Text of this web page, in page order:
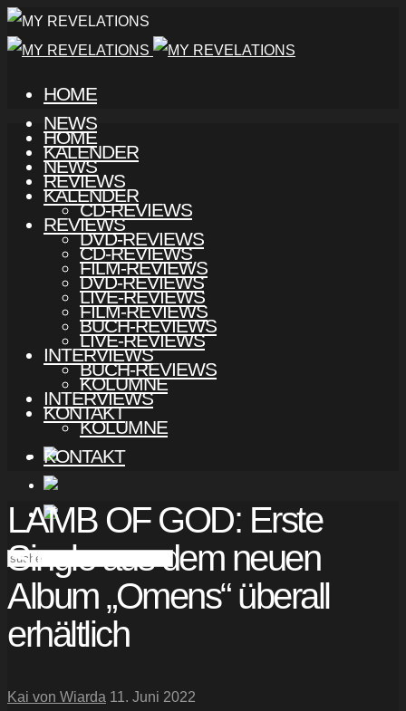
HOME
NEWS
KALENDER
REVIEWS
CD-REVIEWS
DVD-REVIEWS
FILM-REVIEWS
LIVE-REVIEWS
BUCH-REVIEWS
INTERVIEWS
KOLUMNE
KONTAKT
HOME
NEWS
KALENDER
REVIEWS
CD-REVIEWS
DVD-REVIEWS
FILM-REVIEWS
LIVE-REVIEWS
BUCH-REVIEWS
INTERVIEWS
KOLUMNE
KONTAKT
LAMB OF GOD: Erste
Single aus dem neuen
Album „Omens“ überall
erhältlich
Kai von Wiarda 11. Juni 2022